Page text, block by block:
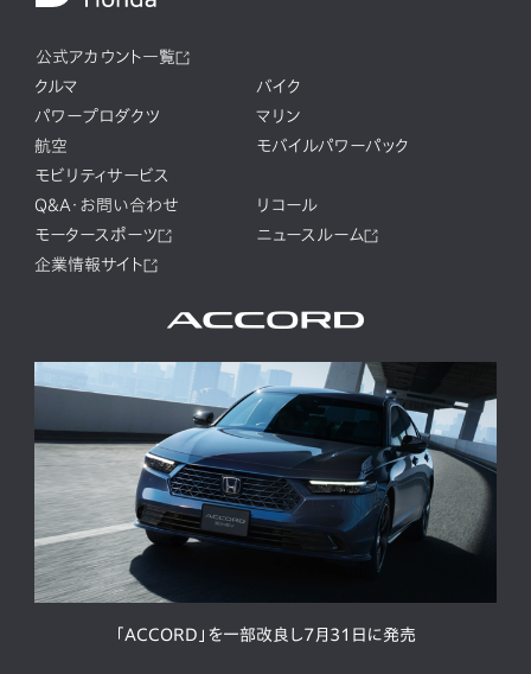
公式アカウント一覧
クルマ
バイク
パワープロダクツ
マリン
航空
モバイルパワーパック
モビリティサービス
Q&A・お問い合わせ
リコール
モータースポーツ
ニュースルーム
企業情報サイト
「ACCORD」を一部改良し7月31日に発売